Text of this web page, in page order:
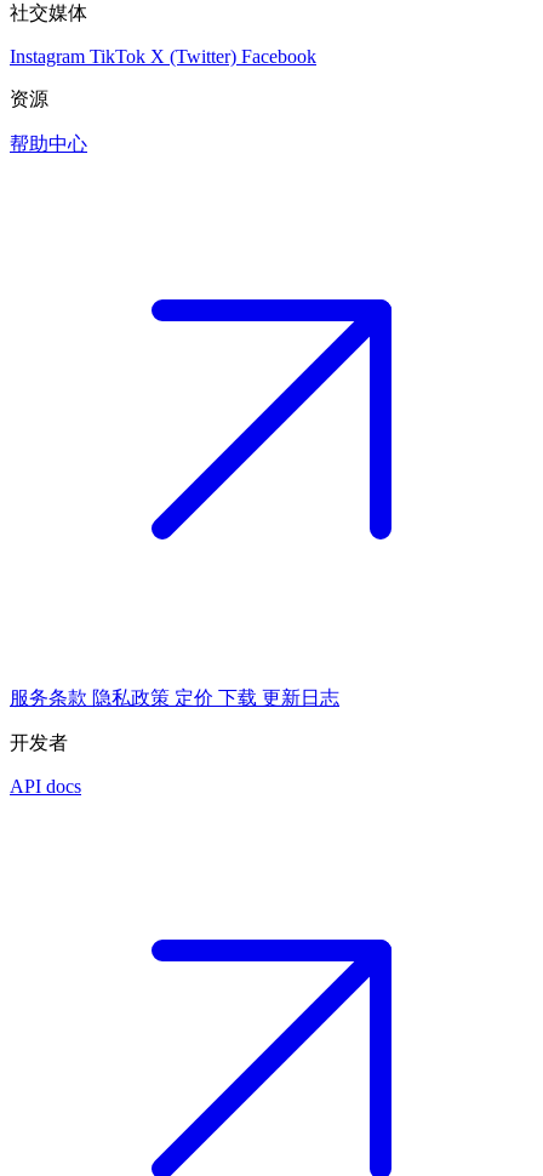
社交媒体
Instagram TikTok X (Twitter) Facebook
资源
帮助中心
服务条款 隐私政策 定价 下载 更新日志
开发者
API docs